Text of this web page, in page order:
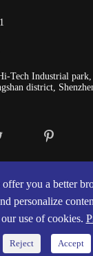
Tech Industrial park,
district,
الموقع|سياسة
offer you a better
personalize
use of cookies.
Reject Accept